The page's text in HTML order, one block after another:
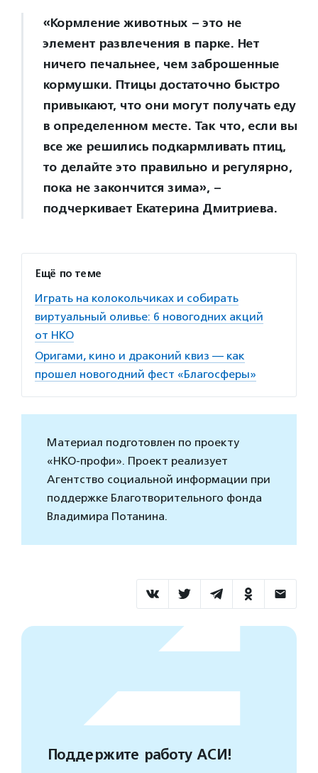
«Кормление животных – это не
элемент развлечения в парке. Нет
ничего печальнее, чем заброшенные
кормушки. Птицы достаточно быстро
привыкают, что они могут получать еду
в определенном месте. Так что, если вы
все же решились подкармливать птиц,
то делайте это правильно и регулярно,
пока не закончится зима», –
подчеркивает Екатерина Дмитриева.
Ещё по теме
Играть на колокольчиках и собирать
виртуальный оливье: 6 новогодних акций
от НКО
Оригами, кино и драконий квиз — как
прошел новогодний фест «Благосферы»
Материал подготовлен по проекту
«НКО-профи». Проект реализует
Агентство социальной информации при
поддержке Благотворительного фонда
Владимира Потанина.
Поддержите работу АСИ!